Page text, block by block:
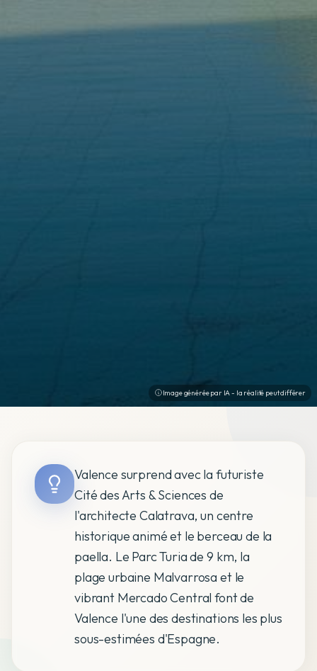
Image générée par IA - la réalité peut différer
Valence surprend avec la futuriste
Cité des Arts & Sciences de
l'architecte Calatrava, un centre
historique animé et le berceau de la
paella. Le Parc Turia de 9 km, la
plage urbaine Malvarrosa et le
vibrant Mercado Central font de
Valence l'une des destinations les plus
sous-estimées d'Espagne.